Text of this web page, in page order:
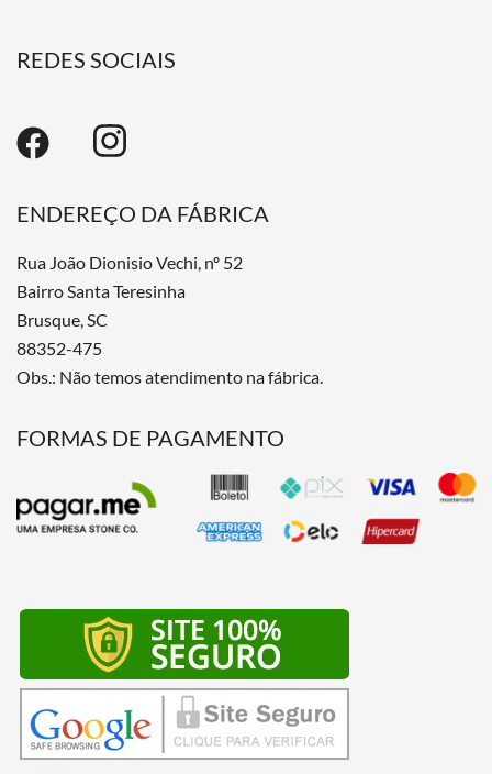
REDES SOCIAIS
ENDEREÇO DA FÁBRICA
Rua João Dionisio Vechi, nº 52
Bairro Santa Teresinha
Brusque, SC
88352-475
Obs.: Não temos atendimento na fábrica.
FORMAS DE PAGAMENTO